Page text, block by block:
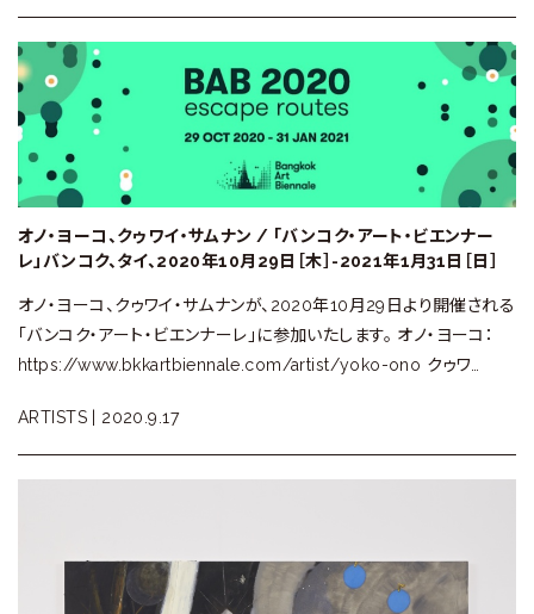
オノ・ヨーコ、クゥワイ・サムナン / 「バンコク・アート・ビエンナー
レ」バンコク、タイ、2020年10月29日［木］-2021年1月31日［日］
オノ・ヨーコ、クゥワイ・サムナンが、2020年10月29日より開催される
「バンコク・アート・ビエンナーレ」に参加いたします。 オノ・ヨーコ：
https://www.bkkartbiennale.com/artist/yoko-ono クゥワ…
ARTISTS | 2020.9.17